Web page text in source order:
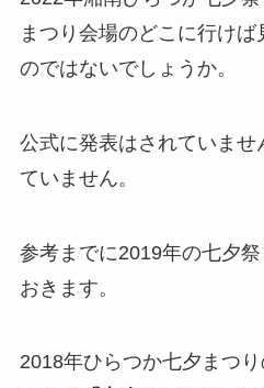
まつり会場のどこに行け
のではないでしょうか。
公式に発表はされていませ
ていません。
参考までに2019年の七夕
おきます。
2018年ひらつか七夕まつ